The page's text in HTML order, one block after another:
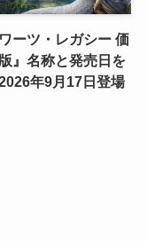
ワーツ・レガシー 価
』名称と発売日を
年9月17日登場